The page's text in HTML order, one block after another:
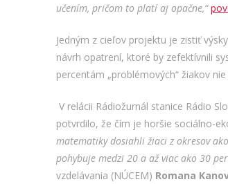
učením, pričom to platí aj opačne,“
Jedným z cieľov projektu je zistiť
návrh opatrení, ktoré by zefektívnili
percentám „problémových“ žiakov
V relácii Rádiožurnál stanice Rádio
potvrdilo, že čím je horšie sociálno-
matematiky dosiahli žiaci z okresov
pohybuje medzi 20 a až viac ako 30
vzdelávania (NÚCEM) Romana